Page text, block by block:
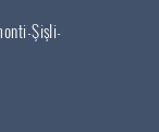
Şişli-